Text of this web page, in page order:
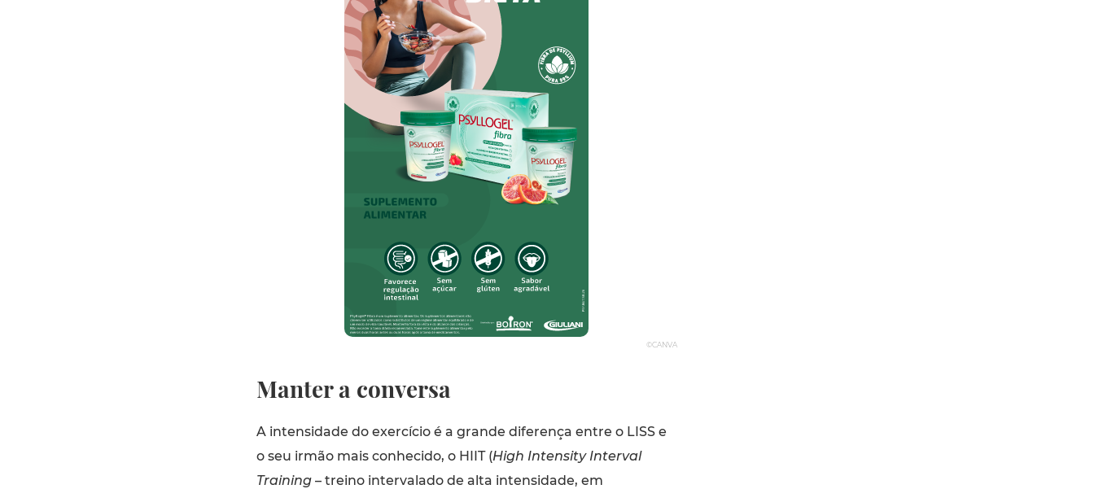
©CANVA
Manter a conversa
A intensidade do exercício é a grande diferença entre o LISS e
o seu irmão mais conhecido, o HIIT (High Intensity Interval
Training– treino intervalado de alta intensidade, em